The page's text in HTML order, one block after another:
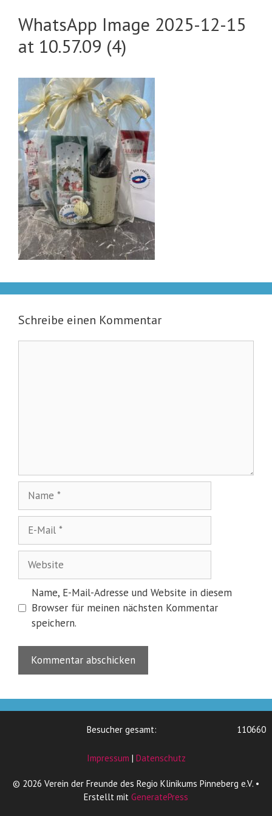
WhatsApp Image 2025-12-15
at 10.57.09 (4)
Schreibe einen Kommentar
Mail
Name, E-Mail-Adresse und Website in diesem
Browser für meinen nächsten Kommentar
speichern.
110660
Besucher gesamt:
Impressum | Datenschutz
© 2026 Verein der Freunde des Regio Klinikums Pinneberg e.V. •
Erstellt mit GeneratePress